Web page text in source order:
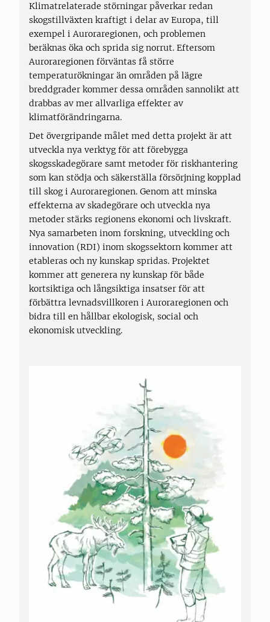
Klimatrelaterade störningar påverkar redan
skogstillväxten kraftigt i delar av Europa, till
exempel i Auroraregionen, och problemen
beräknas öka och sprida sig norrut. Eftersom
Auroraregionen förväntas få större
temperaturökningar än områden på lägre
breddgrader kommer dessa områden sannolikt att
drabbas av mer allvarliga effekter av
klimatförändringarna.
Det övergripande målet med detta projekt är att
utveckla nya verktyg för att förebygga
skogsskadegörare samt metoder för riskhantering
som kan stödja och säkerställa försörjning kopplad
till skog i Auroraregionen. Genom att minska
effekterna av skadegörare och utveckla nya
metoder stärks regionens ekonomi och livskraft.
Nya samarbeten inom forskning, utveckling och
innovation (RDI) inom skogssektorn kommer att
etableras och ny kunskap spridas. Projektet
kommer att generera ny kunskap för både
kortsiktiga och långsiktiga insatser för att
förbättra levnadsvillkoren i Auroraregionen och
bidra till en hållbar ekologisk, social och
ekonomisk utveckling.